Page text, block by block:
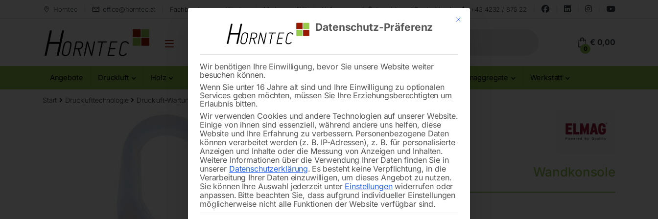
Horntec office@horntec.at Fachberatung aus Kärnten Markenqualität Lieferung nach Österreich und Deutschland +43 4232 / 875 22
0
€ 0,00
Angebote Druckluft Holz Metall Reinigung Stromaggregate Werkstatt
Start Drucklufttechnologie Druckluft-Wartungsgeräte Wandkonsole
🔍
Wandkonsole
für R/FR(M) , 1/4′
Mit diesem Button wird der Dialog geschlossen. Seine Funktionalität ist
Datenschutz-Präferenz
Wir benötigen Ihre Einwilligung, bevor Sie unsere Website weiter
besuchen können.
Wenn Sie unter 16 Jahre alt sind und Ihre Einwilligung zu optionalen
Services geben möchten, müssen Sie Ihre Erziehungsberechtigten um
Erlaubnis bitten.
Wir verwenden Cookies und andere Technologien auf unserer Website.
Einige von ihnen sind essenziell, während andere uns helfen, diese
Website und Ihre Erfahrung zu verbessern. Personenbezogene Daten
können verarbeitet werden (z. B. IP-Adressen), z. B. für personalisierte
Anzeigen und Inhalte oder die Messung von Anzeigen und Inhalten.
Weitere Informationen über die Verwendung Ihrer Daten finden Sie in
unserer Datenschutzerklärung. Es besteht keine Verpflichtung, in die
Verarbeitung Ihrer Daten einzuwilligen, um dieses Angebot zu nutzen.
Sie können Ihre Auswahl jederzeit unter Einstellungenwiderrufen oder
anpassen. Bitte beachten Sie, dass aufgrund individueller Einstellungen
möglicherweise nicht alle Funktionen der Website verfügbar sind.